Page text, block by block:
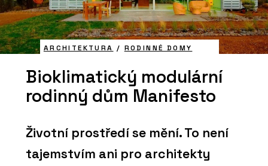
ARCHITEKTURA / RODINNÉ DOMY
Bioklimatický modulární
rodinný dům Manifesto
Životní prostředí se mění. To není
tajemstvím ani pro architekty